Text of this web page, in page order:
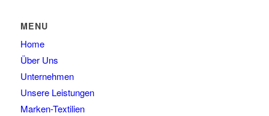
MENU
Home
Über Uns
Unternehmen
Unsere Leistungen
Marken-Textilien